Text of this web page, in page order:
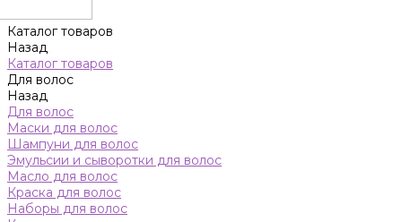
Каталог товаров
Назад
Каталог товаров
Для волос
Назад
Для волос
Маски для волос
Шампуни для волос
Эмульсии и сыворотки для волос
Масло для волос
Краска для волос
Наборы для волос